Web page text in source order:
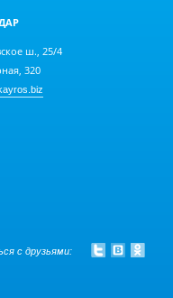
ш., 25/4
320
с друзьями: